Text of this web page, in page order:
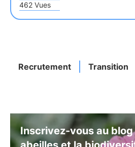
462 Vues
Recrutement Transition
Inscrivez-vous au blog